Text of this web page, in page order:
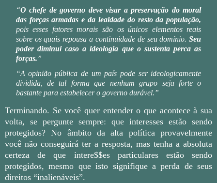
“O chefe de governo deve visar a preservação do moral
das forças armadas e da lealdade do resto da população,
pois esses fatores morais são os únicos elementos reais
sobre os quais repousa a continuidade de seu domínio.Seu
poder diminui caso a ideologia que o sustenta perca as
forças.”
“A opinião pública de um país pode ser ideologicamente
dividida, de tal forma que nenhum grupo seja forte o
bastante para estabelecer o governo durável.”
Terminando. Se você quer entender o que acontece à sua
volta, se pergunte sempre: que interesses estão sendo
protegidos? No âmbito da alta política provavelmente
você não conseguirá ter a resposta, mas tenha a absoluta
certeza de que intere$$es particulares estão sendo
protegidos, mesmo que isto signifique a perda de seus
direitos “inalienáveis”.